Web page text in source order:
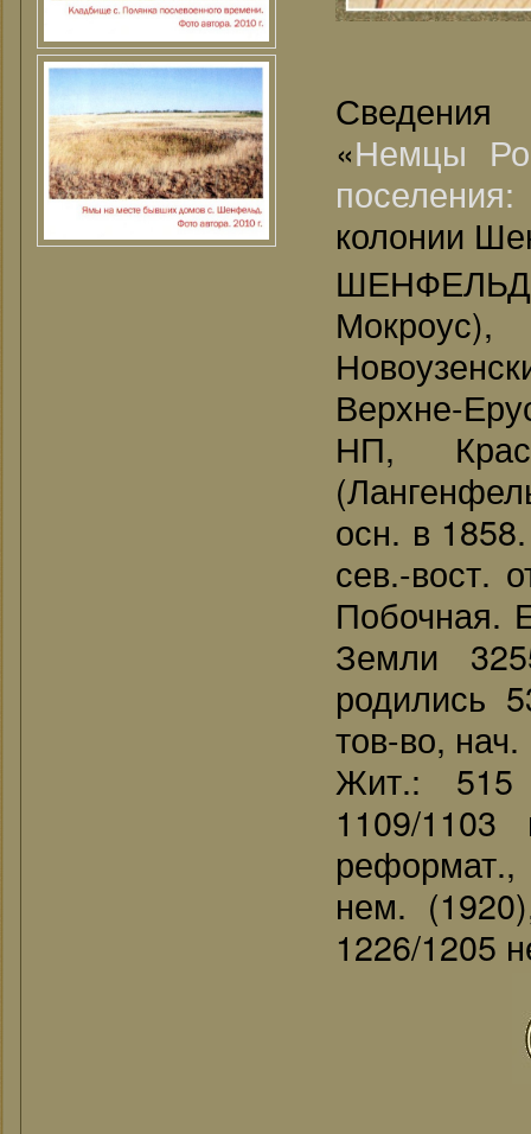
«Немцы
колонии
Верхне-
НП,
осн. в
сев.-вост.
Побочная.
Земли
родились
тов-во,
Жит.: 515
1109/
нем.
1226/1205